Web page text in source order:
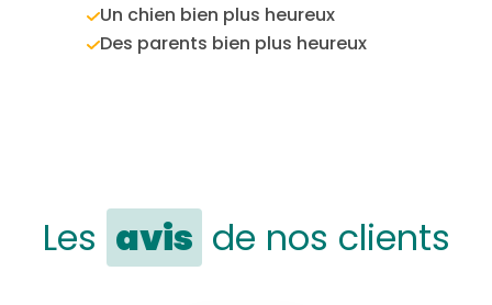
Un chien bien plus heureux
Des parents bien plus heureux
Les avis de nos clients